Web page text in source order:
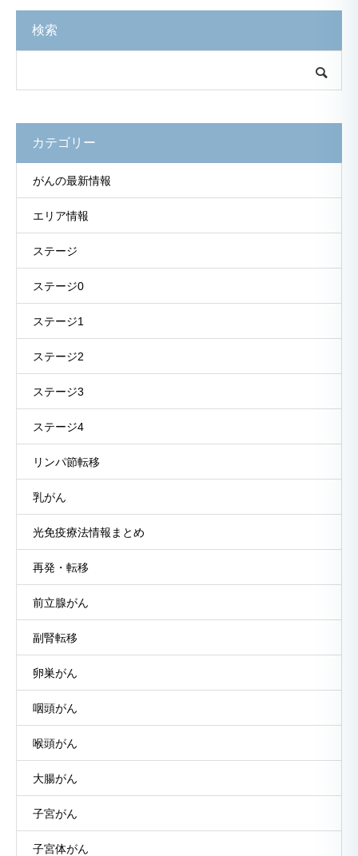
検索
カテゴリー
がんの最新情報
エリア情報
ステージ
ステージ0
ステージ1
ステージ2
ステージ3
ステージ4
リンパ節転移
乳がん
光免疫療法情報まとめ
再発・転移
前立腺がん
副腎転移
卵巣がん
咽頭がん
喉頭がん
大腸がん
子宮がん
子宮体がん